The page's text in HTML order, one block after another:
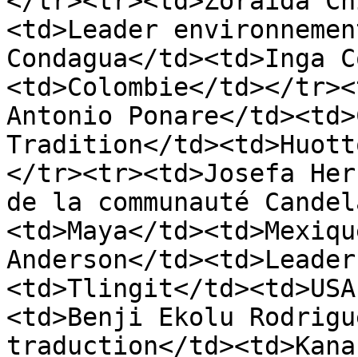
<td>Leader
Condagua</td><td>Inga
<td>Colombie</td></
Antonio Ponare</
Tradition</
</tr><tr><td>Josefa
de la communauté
<td>Maya</
Anderson</
<td>Tlingit</
<td>Benji Ekolu
traduction</